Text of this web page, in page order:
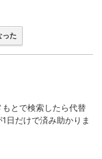
った
とで検索したら代替
日だけで済み助かりま